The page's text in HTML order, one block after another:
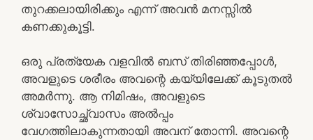
തുറക്കലായിരിക്കും എന്ന് അവൻ മനസ്സിൽ
കണക്കുകൂട്ടി.
ഒരു പ്രത്യേക വളവിൽ ബസ് തിരിഞ്ഞപ്പോൾ,
അവളുടെ ശരീരം അവന്റെ കയ്യിലേക്ക് കൂടുതൽ
അമർന്നു. ആ നിമിഷം, അവളുടെ
ശ്വാസോച്ഛ്വാസം അൽപ്പം
വേഗത്തിലാകുന്നതായി അവന് തോന്നി. അവന്റെ